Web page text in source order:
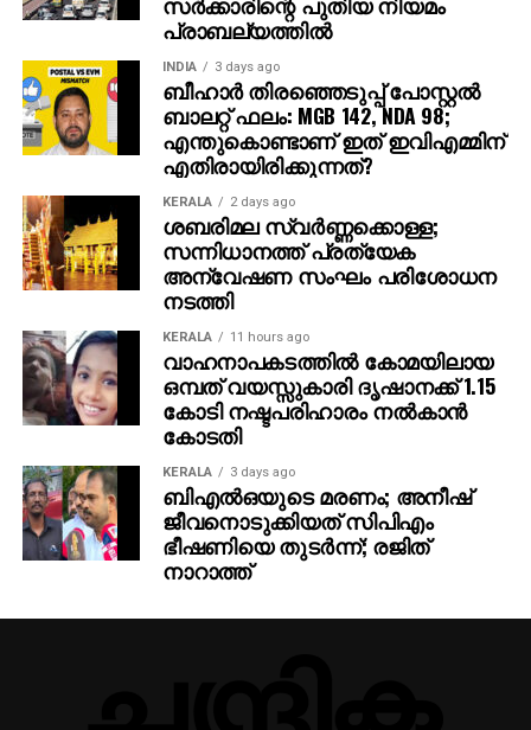
പ്രാബല്യത്തില്‍
INDIA 3 days ago
ബീഹാർ തിരഞ്ഞെടുപ്പ് പോസ്റ്റൽ
ബാലറ്റ് ഫലം: MGB 142, NDA 98;
എന്തുകൊണ്ടാണ് ഇത് ഇവിഎമ്മിന്
എതിരായിരിക്കുന്നത്?
KERALA 2 days ago
ശബരിമല സ്വര്‍ണ്ണക്കൊള്ള;
സന്നിധാനത്ത് പ്രത്യേക
അന്വേഷണ സംഘം പരിശോധന
നടത്തി
KERALA 11 hours ago
വാഹനാപകടത്തില്‍ കോമയിലായ
ഒമ്പത് വയസ്സുകാരി ദൃഷാനക്ക് 1.15
കോടി നഷ്ടപരിഹാരം നല്‍കാന്‍
കോടതി
KERALA 3 days ago
ബിഎല്‍ഒയുടെ മരണം; അനീഷ്
ജീവനൊടുക്കിയത് സിപിഎം
ഭീഷണിയെ തുടര്‍ന്ന്; രജിത്
നാറാത്ത്